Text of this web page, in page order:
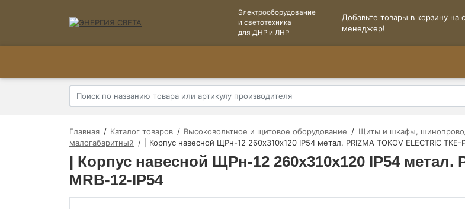
Электрооборудование
и светотехника
для ДНР и ЛНР
Добавьте товары в корзину
менеджер!
Главная Каталог товаров Высоковольтное и щитовое оборудование Щиты и шкафы,
малогабаритный
| Корпус навесной ЩРн-12 260х310х120 IP54 метал. PRIZMA TOKOV ELECTRIC TKE-
| Корпус навесной ЩРн-12 260х310х120 IP54 метал.
MRB-12-IP54